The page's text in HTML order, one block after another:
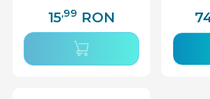
energetica F
15,99 RON